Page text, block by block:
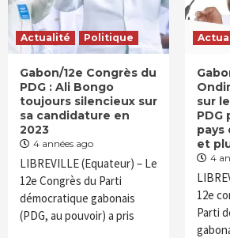
Actualité Politique
Gabon/12e Congrès du
PDG : Ali Bongo
toujours silencieux sur
sa candidature en
2023
4 années ago
LIBREVILLE (Equateur) – Le
12e Congrès du Parti
démocratique gabonais
(PDG, au pouvoir) a pris
sur
PDG
pays
et
4
12e
Parti